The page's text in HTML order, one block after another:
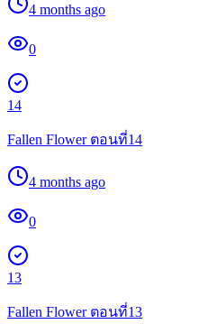
4 months ago
0
14
Fallen Flower ตอนที่14
4 months ago
0
13
Fallen Flower ตอนที่13